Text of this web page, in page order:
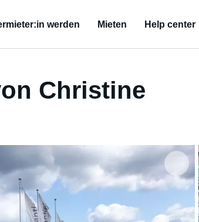
werden Mieten Help center
Christine